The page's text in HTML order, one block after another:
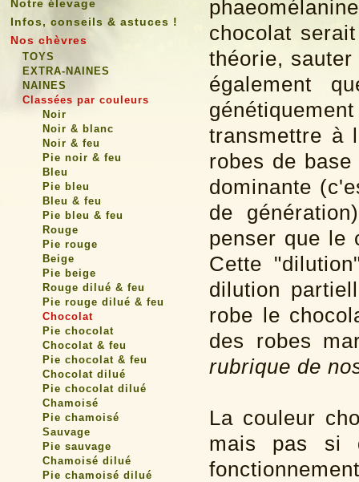
Notre élevage
Infos, conseils & astuces !
Nos chèvres
TOYS
EXTRA-NAINES
NAINES
Classées par couleurs
Noir
Noir & blanc
Noir & feu
Pie noir & feu
Bleu
Pie bleu
Bleu & feu
Pie bleu & feu
Rouge
Pie rouge
Beige
Pie beige
Rouge dilué & feu
Pie rouge dilué & feu
Chocolat
Pie chocolat
Chocolat & feu
Pie chocolat & feu
Chocolat dilué
Pie chocolat dilué
Chamoisé
Pie chamoisé
Sauvage
Pie sauvage
Chamoisé dilué
Pie chamoisé dilué
chocolat
théorie,
également
transmettre à
robes de
dominante
de
penser que le
Cette
dilution
robe le
des robes
rubrique de
La couleur
mais pas si